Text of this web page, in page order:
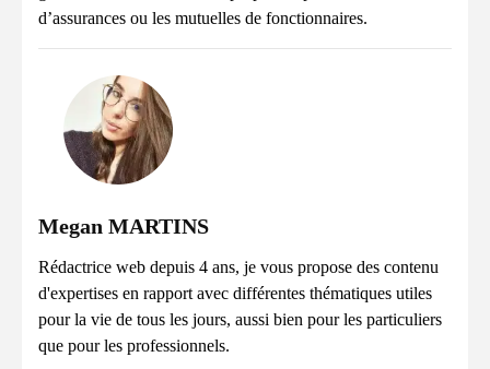
d’assurances ou les mutuelles de fonctionnaires.
Megan MARTINS
Rédactrice web depuis 4 ans, je vous propose des contenu
d'expertises en rapport avec différentes thématiques utiles
pour la vie de tous les jours, aussi bien pour les particuliers
que pour les professionnels.